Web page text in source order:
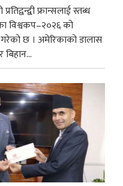
फ्रान्सलाई स्तब्ध
विश्वकप–२०२६ को
छ । अमेरिकाको डालास
बिहान...